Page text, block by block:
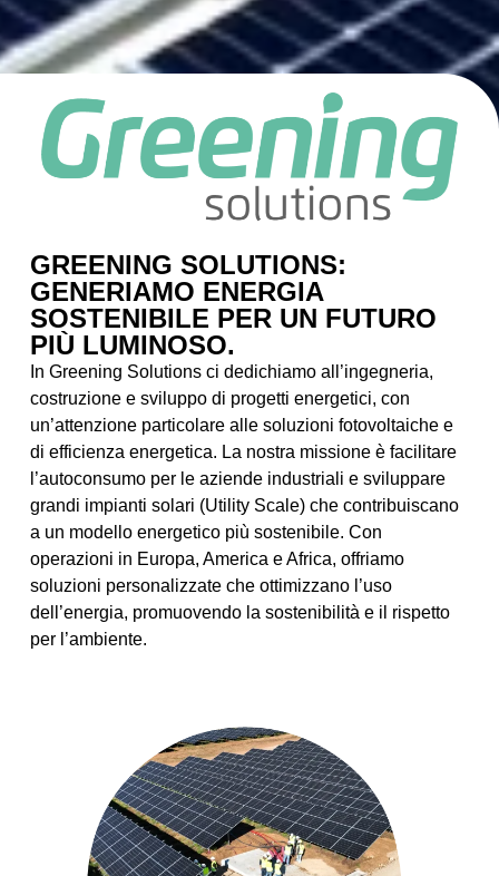
GREENING SOLUTIONS:
GENERIAMO ENERGIA
SOSTENIBILE PER UN FUTURO
PIÙ LUMINOSO.
In Greening Solutions ci dedichiamo all’ingegneria,
costruzione e sviluppo di progetti energetici, con
un’attenzione particolare alle soluzioni fotovoltaiche e
di efficienza energetica. La nostra missione è facilitare
l’autoconsumo per le aziende industriali e sviluppare
grandi impianti solari (Utility Scale) che contribuiscano
a un modello energetico più sostenibile. Con
operazioni in Europa, America e Africa, offriamo
soluzioni personalizzate che ottimizzano l’uso
dell’energia, promuovendo la sostenibilità e il rispetto
per l’ambiente.